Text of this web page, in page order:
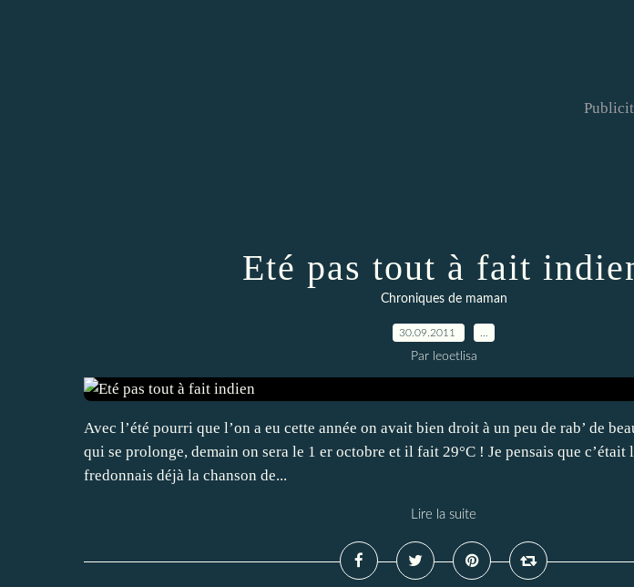
Eté pas tout à fait
Chroniques de maman
30.09.2011
Par leoetlisa
Avec l’été pourri que l’on a eu cette année on avait bien droit à un peu de rab’ de
qui se prolonge, demain on sera le 1 er octobre et il fait 29°C ! Je pensais que c’était
fredonnais déjà la chanson de...
Lire la suite